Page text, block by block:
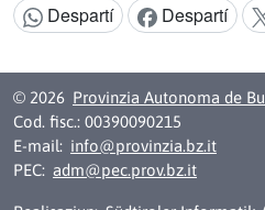
Argomënt despartí:
Despartí Despartí
© 2026 Provinzia Autonoma de
Cod. fisc.: 00390090215
E-mail: info@provinzia.bz.it
PEC: adm@pec.prov.bz.it